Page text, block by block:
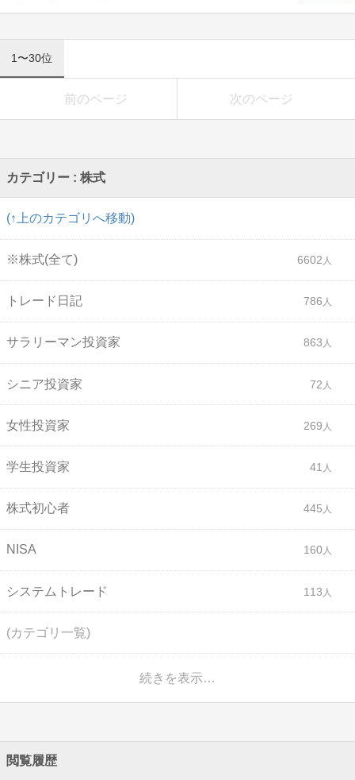
1〜30位
前のページ 次のページ
カテゴリー : 株式
(↑上のカテゴリへ移動)
※株式(全て) 6602
トレード日記 786
サラリーマン投資家 863
シニア投資家 72
女性投資家 269
学生投資家 41
株式初心者 445
NISA 160
システムトレード 113
(カテゴリ一覧)
続きを表示…
閲覧履歴